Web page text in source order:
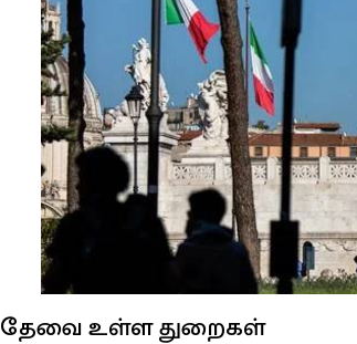
தேவை உள்ள துறைகள்